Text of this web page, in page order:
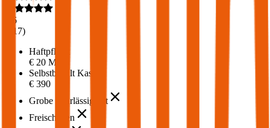
4,6
217)
Haftpflicht
€ 20 Mio.
Selbstbehalt Kasko
€ 390
Grobe Fahrlässigkeit
Freischaden